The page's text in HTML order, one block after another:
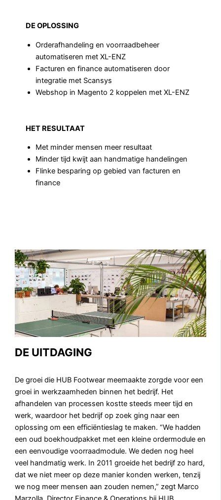
DE OPLOSSING
Orderafhandeling en voorraadbeheer
automatiseren met XL-ENZ
Facturen en finance automatiseren door
integratie met Scansys
Webshop in Magento 2 koppelen met XL-ENZ
HET RESULTAAT
Met minder mensen meer resultaat
Minder tijd kwijt aan handmatige handelingen
Flinke besparing op gebied van facturen en
finance
DE UITDAGING
De groei die HUB Footwear meemaakte zorgde voor een
groei in werkzaamheden binnen het bedrijf. Het
afhandelen van processen kostte steeds meer tijd en
werk, waardoor het bedrijf op zoek ging naar een
oplossing om een efficiëntieslag te maken. “We hadden
een oud boekhoudpakket met een kleine ordermodule en
een eenvoudige voorraadmodule. We deden nog heel
veel handmatig werk. In 2011 groeide het bedrijf zo hard,
dat we niet meer op deze manier konden werken, tenzij
we nog meer mensen aan zouden nemen,” zegt Marco